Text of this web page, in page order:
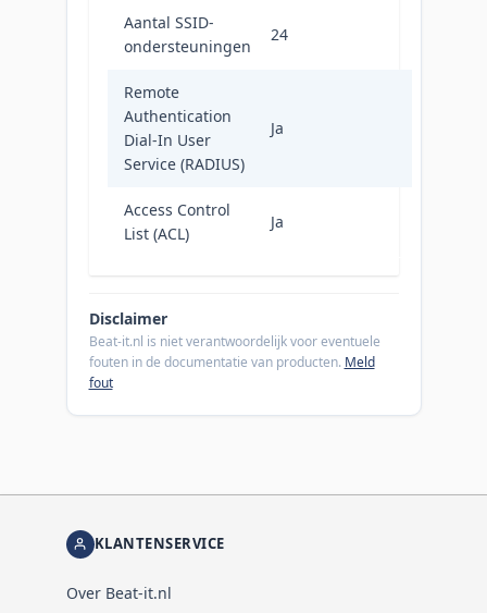
Aantal SSID-
ondersteuningen
24
Remote
Authentication
Dial-In User
Service (RADIUS)
Ja
Access Control
List (ACL)
Ja
Disclaimer
Beat-it.nl is niet verantwoordelijk voor eventuele
fouten in de documentatie van producten. Meld
fout
KLANTENSERVICE
Over Beat-it.nl